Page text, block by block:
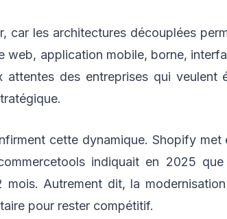
car les architectures découplées
web, application mobile, borne,
des entreprises qui veulent
cette dynamique. Shopify
indiquait en 2025
Autrement dit, la
pour rester compétitif.